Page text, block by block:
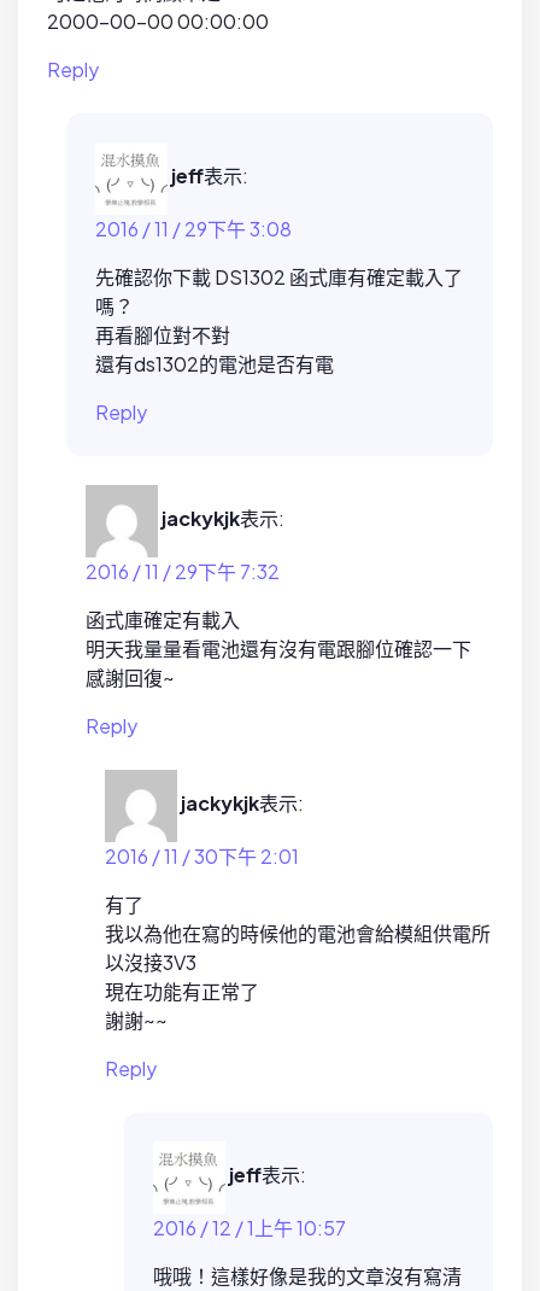
2000-00-00 00:00:00
Reply
jeff表示:
2016 / 11 / 29下午 3:08
先確認你下載 DS1302 函式庫有確定載入了
嗎？
再看腳位對不對
還有ds1302的電池是否有電
Reply
jackykjk表示:
2016 / 11 / 29下午 7:32
函式庫確定有載入
明天我量量看電池還有沒有電跟腳位確認一下
感謝回復~
Reply
jackykjk表示:
2016 / 11 / 30下午 2:01
有了
我以為他在寫的時候他的電池會給模組供電所
以沒接3V3
現在功能有正常了
謝謝~~
Reply
jeff表示:
2016 / 12 / 1上午 10:57
哦哦！這樣好像是我的文章沒有寫清